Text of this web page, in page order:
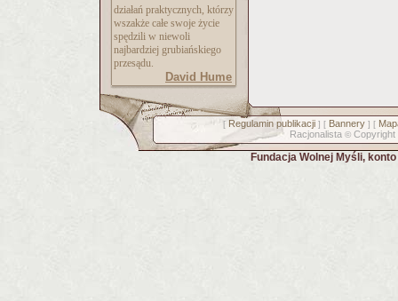
działań praktycznych, którzy
wszakże całe swoje życie
spędzili w niewoli
najbardziej grubiańskiego
przesądu.
David Hume
[ Regulamin publikacji] [ Bannery] [
Racjonalista © Copyright
Fundacja Wolnej Myśli,